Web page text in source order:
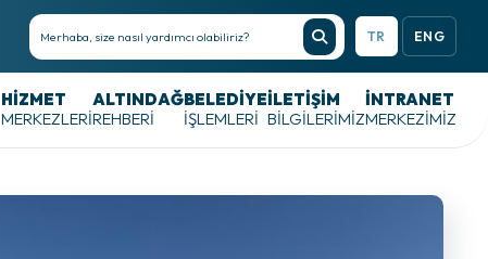
TR ENG
HIZMET
MERKEZLERI
ALTINDAĞ
REHBERI
BELEDIYE
İŞLEMLERI
İLETİŞİM
BİLGİLERİMİZ
İNTRANET
MERKEZIMIZ